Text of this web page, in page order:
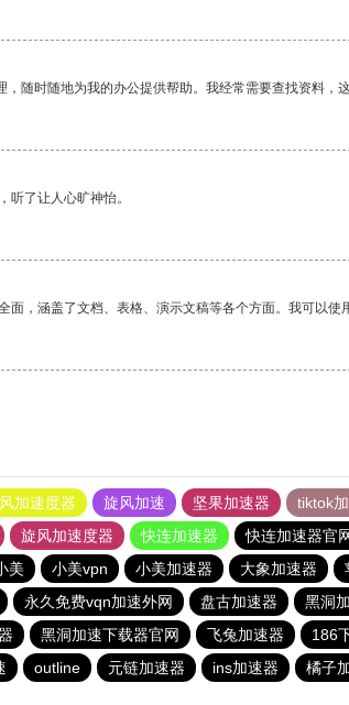
随时随地为我的办公提供帮助。我经常需要查找资料，
听了让人心旷神怡。
面，涵盖了文档、表格、演示文稿等各个方面。我可以使
加速度器 旋风加速 坚果加速器 tiktok
旋风加速度器 快连加速器 快连加速器官
美 小美vpn 小美加速器 大象加速器
永久免费vqn加速外网 盘古加速器 黑洞
黑洞加速下载器官网 飞兔加速器 186
outline 元链加速器 ins加速器 橘子